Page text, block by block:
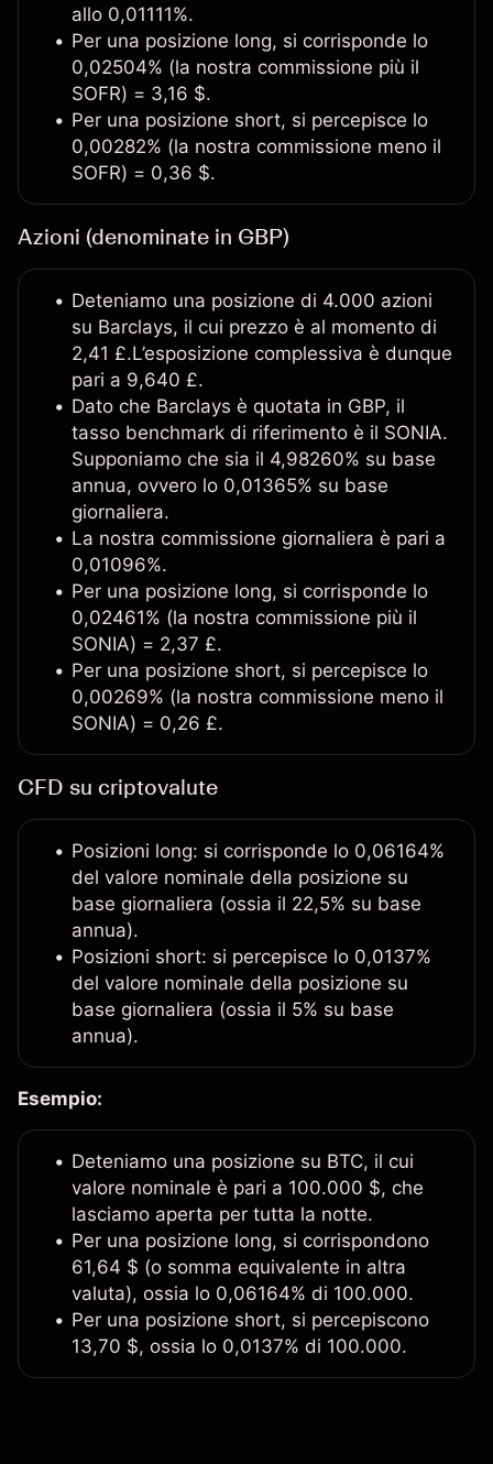
allo 0,01111%.
Per una posizione long, si corrisponde lo
0,02504% (la nostra commissione più il
SOFR) = 3,16 $.
Per una posizione short, si percepisce lo
0,00282% (la nostra commissione meno il
SOFR) = 0,36 $.
Azioni (denominate in GBP)
Deteniamo una posizione di 4.000 azioni
su Barclays, il cui prezzo è al momento di
2,41 £.L’esposizione complessiva è dunque
pari a 9,640 £.
Dato che Barclays è quotata in GBP, il
tasso benchmark di riferimento è il SONIA.
Supponiamo che sia il 4,98260% su base
annua, ovvero lo 0,01365% su base
giornaliera.
La nostra commissione giornaliera è pari a
0,01096%.
Per una posizione long, si corrisponde lo
0,02461% (la nostra commissione più il
SONIA) = 2,37 £.
Per una posizione short, si percepisce lo
0,00269% (la nostra commissione meno il
SONIA) = 0,26 £.
CFD su criptovalute
Posizioni long: si corrisponde lo 0,06164%
del valore nominale della posizione su
base giornaliera (ossia il 22,5% su base
annua).
Posizioni short: si percepisce lo 0,0137%
del valore nominale della posizione su
base giornaliera (ossia il 5% su base
annua).
Esempio:
Deteniamo una posizione su BTC, il cui
valore nominale è pari a 100.000 $, che
lasciamo aperta per tutta la notte.
Per una posizione long, si corrispondono
61,64 $ (o somma equivalente in altra
valuta), ossia lo 0,06164% di 100.000.
Per una posizione short, si percepiscono
13,70 $, ossia lo 0,0137% di 100.000.